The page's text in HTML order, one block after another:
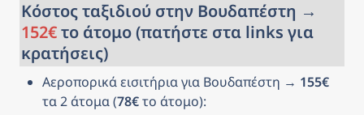
152€ το άτομο (πατήστε στα links για
κρατήσεις)
Αεροπορικά εισιτήρια για Βουδαπέστη → 155€
τα 2 άτομα (78€ το άτομο):